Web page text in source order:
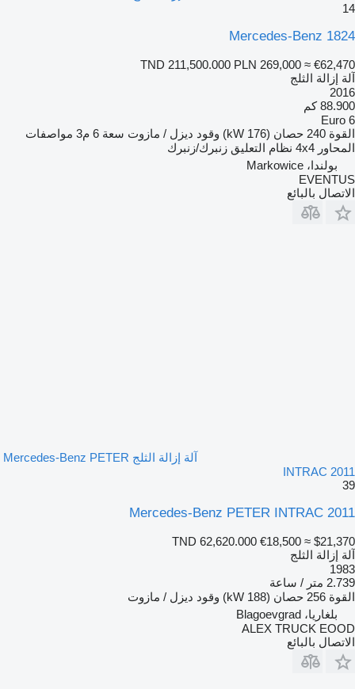
14
Mercedes-Benz 1824
TND 211,500.000 PLN 269,000 ≈ €62,470
آلة إزالة الثلج
2016
88.900 كم
Euro 6
القوة 240 حصان (176 kW) وقود ديزل / مازوت سعة 6 م3
مواصفات
المحاور 4x4 نظام التعليق زنبرك/زنبرك
بولندا، Markowice
EVENTUS
الاتصال بالبائع
آلة إزالة الثلج Mercedes-Benz PETER
INTRAC 2011
39
Mercedes-Benz PETER INTRAC 2011
TND 62,620.000 €18,500 ≈ $21,370
آلة إزالة الثلج
1983
2.739 متر / ساعة
القوة 256 حصان (188 kW) وقود ديزل / مازوت
بلغاريا، Blagoevgrad
ALEX TRUCK EOOD
الاتصال بالبائع